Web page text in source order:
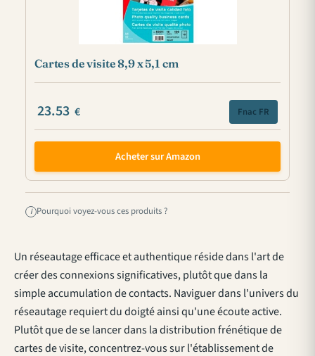
Cartes de visite 8,9 x 5,1 cm
23.53 € Fnac FR
Acheter sur Amazon
i Pourquoi voyez-vous ces produits ?
Un réseautage efficace et authentique réside dans l'art de
créer des connexions significatives, plutôt que dans la
simple accumulation de contacts. Naviguer dans l'univers du
réseautage requiert du doigté ainsi qu'une écoute active.
Plutôt que de se lancer dans la distribution frénétique de
cartes de visite, concentrez-vous sur l'établissement de